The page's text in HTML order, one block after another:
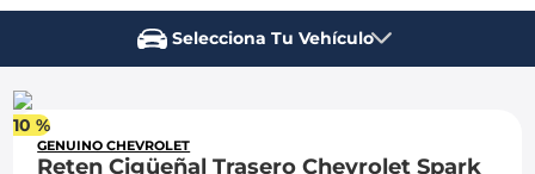
Selecciona Tu Vehículo
10 %
GENUINO CHEVROLET
Reten Cigüeñal Trasero Chevrolet Spark
2
3.
spark gt